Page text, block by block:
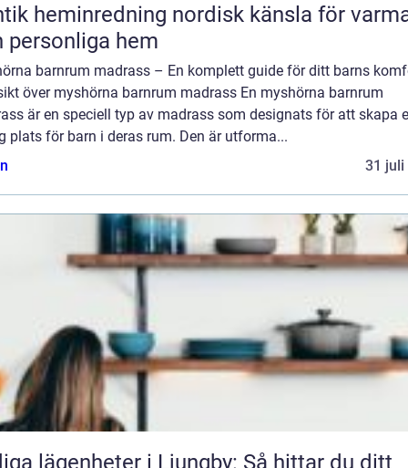
nordisk känsla för varma
personliga hem
barnrum madrass – En komplett guide för ditt barns
över myshörna barnrum madrass En myshörna barnrum
är en speciell typ av madrass som designats för att skapa
plats för barn i deras rum. Den är utforma...
31 juli
lägenheter i Ljungby: Så hittar du ditt